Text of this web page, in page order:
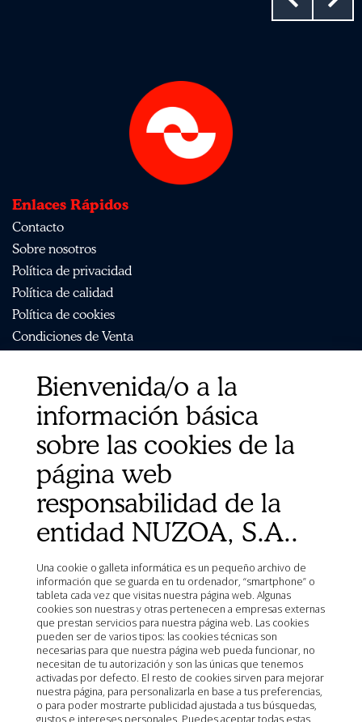
Enlaces Rápidos
Contacto
Sobre nosotros
Política de privacidad
Política de calidad
Política de cookies
Condiciones de Venta
Mapa del sitio
Organismos
Ambiente (MAPA)
Sanitarios (AEMPS)
veterinarios CIMAVET
Bienvenida/o a la
información básica
sobre las cookies de la
página web
responsabilidad de la
entidad NUZOA, S.A..
Una cookie o galleta informática es un pequeño archivo de
información que se guarda en tu ordenador, “smartphone” o
tableta cada vez que visitas nuestra página web. Algunas
cookies son nuestras y otras pertenecen a empresas externas
que prestan servicios para nuestra página web. Las cookies
pueden ser de varios tipos: las cookies técnicas son
necesarias para que nuestra página web pueda funcionar, no
necesitan de tu autorización y son las únicas que tenemos
activadas por defecto. El resto de cookies sirven para mejorar
nuestra página, para personalizarla en base a tus preferencias,
o para poder mostrarte publicidad ajustada a tus búsquedas,